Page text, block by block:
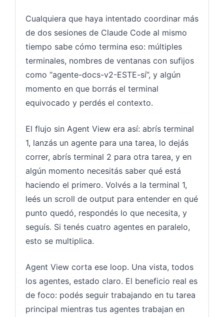
Cualquiera que haya intentado coordinar más
de dos sesiones de Claude Code al mismo
tiempo sabe cómo termina eso: múltiples
terminales, nombres de ventanas con sufijos
como “agente-docs-v2-ESTE-sí”, y algún
momento en que borrás el terminal
equivocado y perdés el contexto.
El flujo sin Agent View era así: abrís terminal
1, lanzás un agente para una tarea, lo dejás
correr, abrís terminal 2 para otra tarea, y en
algún momento necesitás saber qué está
haciendo el primero. Volvés a la terminal 1,
leés un scroll de output para entender en qué
punto quedó, respondés lo que necesita, y
seguís. Si tenés cuatro agentes en paralelo,
esto se multiplica.
Agent View corta ese loop. Una vista, todos
los agentes, estado claro. El beneficio real es
de foco: podés seguir trabajando en tu tarea
principal mientras tus agentes trabajan en